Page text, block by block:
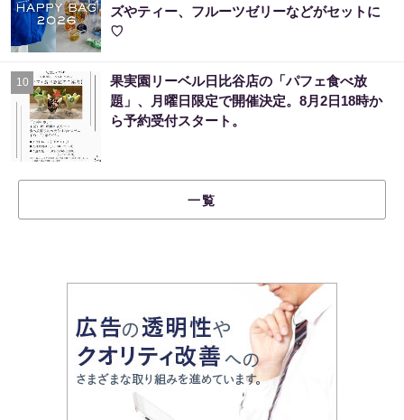
ズやティー、フルーツゼリーなどがセットに
♡
10
果実園リーベル日比谷店の「パフェ食べ放
題」、月曜日限定で開催決定。8月2日18時か
ら予約受付スタート。
一覧